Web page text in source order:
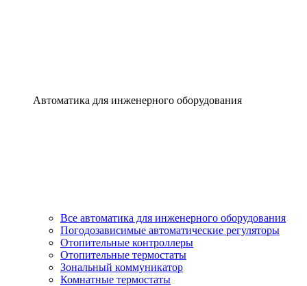
Автоматика для инженерного оборудования
Все автоматика для инженерного оборудования
Погодозависимые автоматические регуляторы
Отопительные контроллеры
Отопительные термостаты
Зональный коммуникатор
Комнатные термостаты